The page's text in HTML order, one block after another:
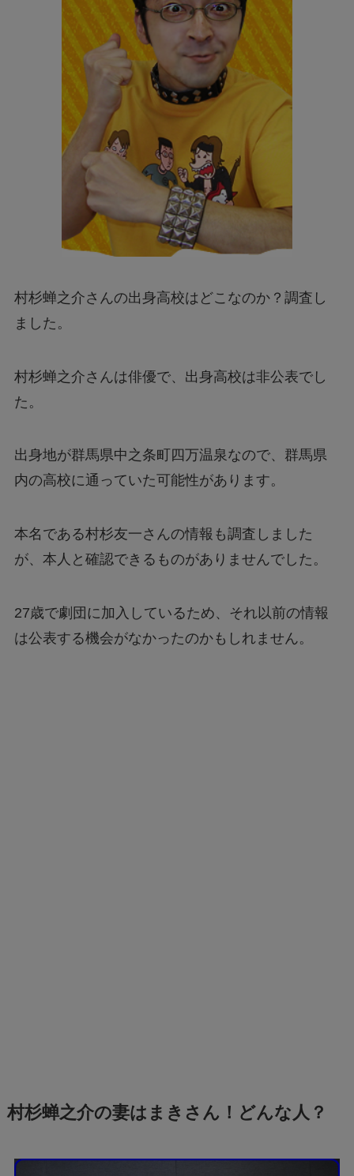
村杉蝉之介さんの出身高校はどこなのか？調査し
ました。
村杉蝉之介さんは俳優で、出身高校は非公表でし
た。
出身地が群馬県中之条町四万温泉なので、群馬県
内の高校に通っていた可能性があります。
本名である村杉友一さんの情報も調査しました
が、本人と確認できるものがありませんでした。
27歳で劇団に加入しているため、それ以前の情報
は公表する機会がなかったのかもしれません。
村杉蝉之介の妻はまきさん！どんな人？